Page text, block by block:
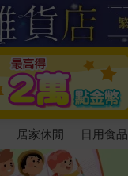
居家休閒 日用食品